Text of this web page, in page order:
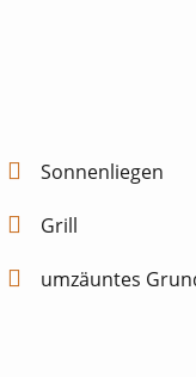
Sonnenliegen
Grill
umzäuntes